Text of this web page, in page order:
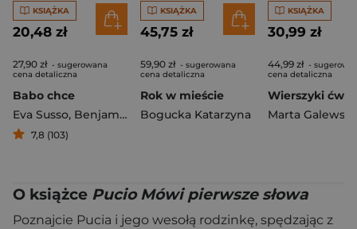
KSIĄŻKA
20,48 zł
27,90 zł - sugerowana
cena detaliczna
Babo chce
Eva Susso, Benjamin Chaud
7,8 (103)
KSIĄŻKA
45,75 zł
59,90 zł - sugerowana
cena detaliczna
Rok w mieście
Bogucka Katarzyna
KSIĄŻKA
30,99 zł
44,99 zł -
cena detaliczna
O książce Pucio Mówi pierwsze słowa
Poznajcie Pucia i jego wesołą rodzinkę, spędzając z